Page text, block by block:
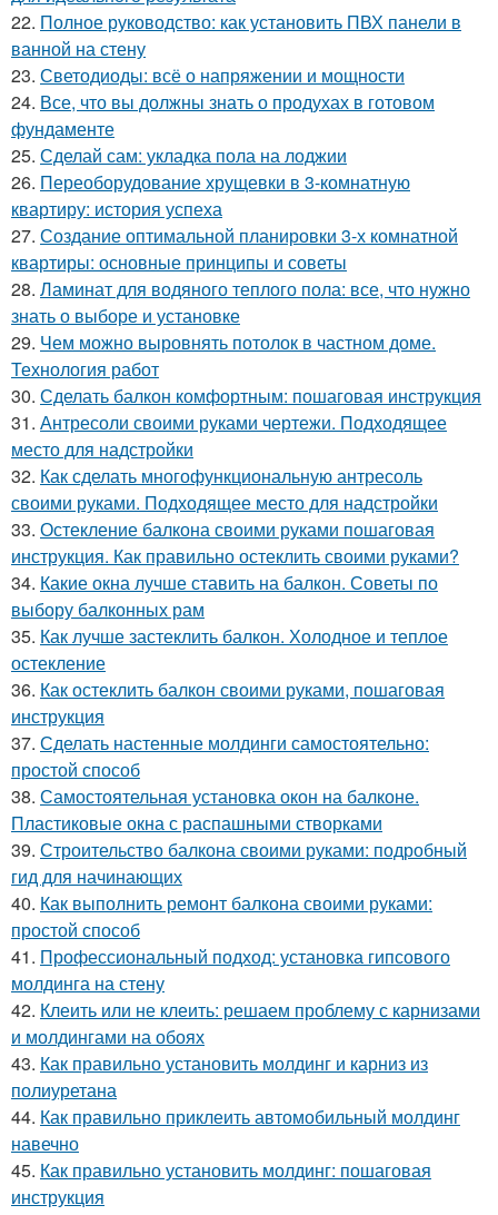
22. Полное руководство: как установить ПВХ панели в
ванной на стену
23. Светодиоды: всё о напряжении и мощности
24. Все, что вы должны знать о продухах в готовом
фундаменте
25. Сделай сам: укладка пола на лоджии
26. Переоборудование хрущевки в 3-комнатную
квартиру: история успеха
27. Создание оптимальной планировки 3-х комнатной
квартиры: основные принципы и советы
28. Ламинат для водяного теплого пола: все, что нужно
знать о выборе и установке
29. Чем можно выровнять потолок в частном доме.
Технология работ
30. Сделать балкон комфортным: пошаговая инструкция
31. Антресоли своими руками чертежи. Подходящее
место для надстройки
32. Как сделать многофункциональную антресоль
своими руками. Подходящее место для надстройки
33. Остекление балкона своими руками пошаговая
инструкция. Как правильно остеклить своими руками?
34. Какие окна лучше ставить на балкон. Советы по
выбору балконных рам
35. Как лучше застеклить балкон. Холодное и теплое
остекление
36. Как остеклить балкон своими руками, пошаговая
инструкция
37. Сделать настенные молдинги самостоятельно:
простой способ
38. Самостоятельная установка окон на балконе.
Пластиковые окна с распашными створками
39. Строительство балкона своими руками: подробный
гид для начинающих
40. Как выполнить ремонт балкона своими руками:
простой способ
41. Профессиональный подход: установка гипсового
молдинга на стену
42. Клеить или не клеить: решаем проблему с карнизами
и молдингами на обоях
43. Как правильно установить молдинг и карниз из
полиуретана
44. Как правильно приклеить автомобильный молдинг
навечно
45. Как правильно установить молдинг: пошаговая
инструкция